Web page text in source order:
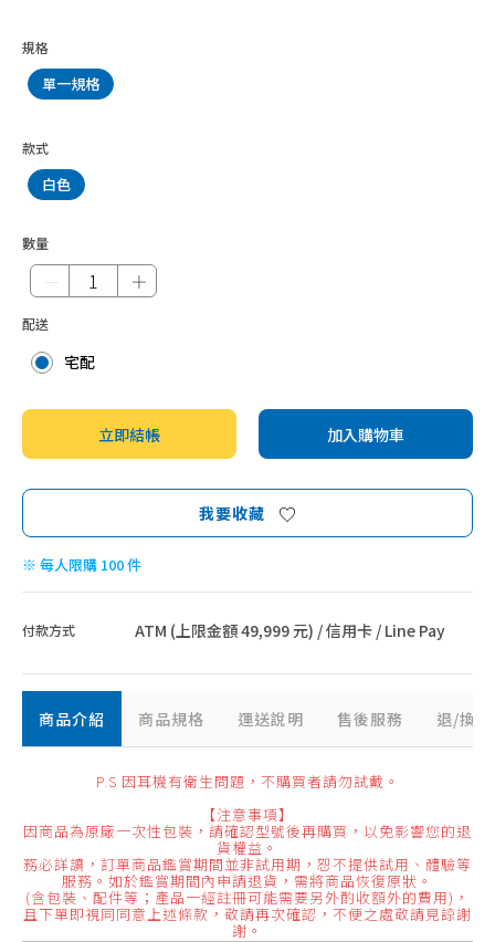
規格
單一規格
款式
白色
數量
＋
配送
宅配
立即結帳 加入購物車
我要收藏
※ 每人限購 100 件
付款方式 ATM (上限金額 49,999 元) / 信用卡 / Line Pay
商品介紹 商品規格 運送說明 售後服務 退/換
P.S 因耳機有衛生問題，不購買者請勿試戴。
【注意事項】
因商品為原廠一次性包裝，請確認型號後再購買，以免影響您的退
貨權益。
務必詳讀，訂單商品鑑賞期間並非試用期，恕不提供試用、體驗等
服務。如於鑑賞期間內申請退貨，需將商品恢復原狀。
(含包裝、配件等；產品一經註冊可能需要另外酌收額外的費用)，
且下單即視同同意上述條款，敬請再次確認，不便之處敬請見諒謝
謝。